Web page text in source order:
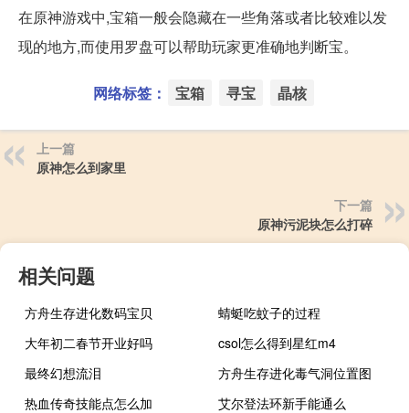
在原神游戏中,宝箱一般会隐藏在一些角落或者比较难以发
现的地方,而使用罗盘可以帮助玩家更准确地判断宝。
网络标签： 宝箱 寻宝 晶核
上一篇
原神怎么到家里
下一篇
原神污泥块怎么打碎
相关问题
方舟生存进化数码宝贝
蜻蜓吃蚊子的过程
大年初二春节开业好吗
csol怎么得到星红m4
最终幻想流泪
方舟生存进化毒气洞位置图
热血传奇技能点怎么加
艾尔登法环新手能通么